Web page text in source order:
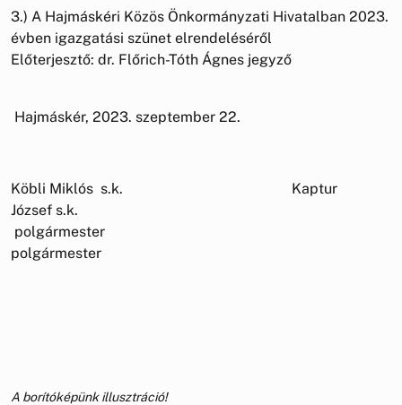
3.) A Hajmáskéri Közös Önkormányzati Hivatalban 2023.
évben igazgatási szünet elrendeléséről
Előterjesztő: dr. Flőrich-Tóth Ágnes jegyző
Hajmáskér, 2023. szeptember 22.
Köbli Miklós s.k. Kaptur
József s.k.
polgármester
polgármester
A borítóképünk illusztráció!